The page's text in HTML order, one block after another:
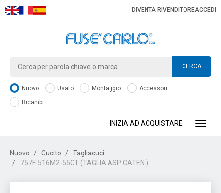
DIVENTA RIVENDITOREACCEDI
CERCA
Nuovo Usato Montaggio
Accessori
Ricambi
INIZIA AD ACQUISTARE
Nuovo Cucito
Tagliacuci
757F-516M2-55CT (TAGLIA ASP CATEN.)